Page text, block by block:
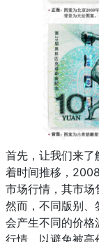
首先，让我们来
着时间推移，
市场行情，其市场
然而，不同版别
会产生不同的价格
行情，以避免被高